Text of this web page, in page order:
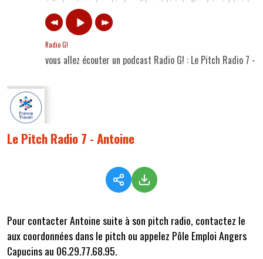
Radio G!
vous allez écouter un podcast Radio G! : Le Pitch Radio 7 -
Le Pitch Radio 7 - Antoine
Pour contacter Antoine suite à son pitch radio, contactez le
aux coordonnées dans le pitch ou appelez Pôle Emploi Angers
Capucins au 06.29.77.68.95.